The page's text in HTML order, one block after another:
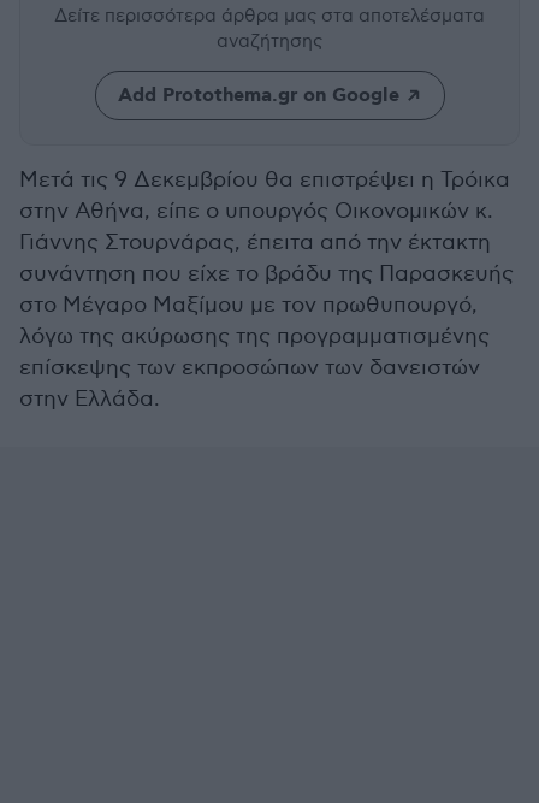
Δείτε περισσότερα άρθρα μας στα αποτελέσματα
αναζήτησης
Add Protothema.gr on Google
Μετά τις 9 Δεκεμβρίου θα επιστρέψει η Τρόικα
στην Αθήνα, είπε ο υπουργός Οικονομικών κ.
Γιάννης Στουρνάρας, έπειτα από την έκτακτη
συνάντηση που είχε το βράδυ της Παρασκευής
στο Μέγαρο Μαξίμου με τον πρωθυπουργό,
λόγω της ακύρωσης της προγραμματισμένης
επίσκεψης των εκπροσώπων των δανειστών
στην Ελλάδα.